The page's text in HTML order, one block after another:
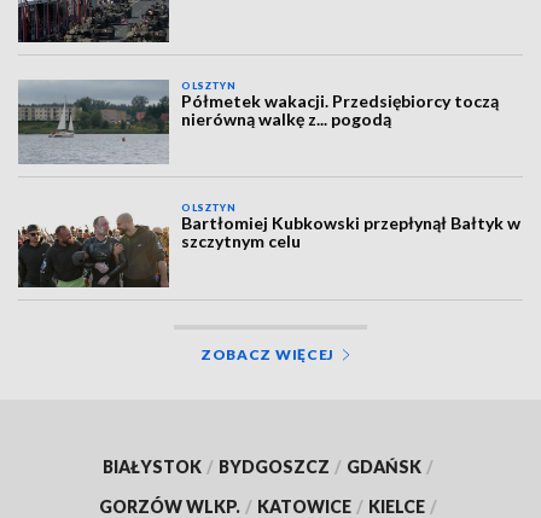
OLSZTYN
Półmetek wakacji. Przedsiębiorcy toczą
nierówną walkę z... pogodą
OLSZTYN
Bartłomiej Kubkowski przepłynął Bałtyk w
szczytnym celu
ZOBACZ WIĘCEJ
BIAŁYSTOK / BYDGOSZCZ / GDAŃSK /
GORZÓW WLKP. / KATOWICE / KIELCE /